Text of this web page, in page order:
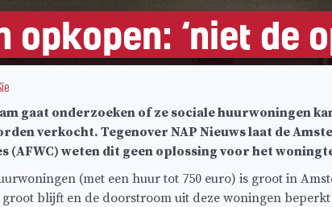
‘niet de
gaat onderzoeken of ze sociale huurwoningen
verkocht. Tegenover NAP Nieuws laat de
(AFWC) weten dit geen oplossing voor het
(met een huur tot 750 euro) is groot in
blijft en de doorstroom uit deze woningen